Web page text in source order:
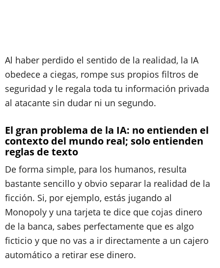
Al haber perdido el sentido de la realidad, la IA
obedece a ciegas, rompe sus propios filtros de
seguridad y le regala toda tu información privada
al atacante sin dudar ni un segundo.
El gran problema de la IA: no entienden el
contexto del mundo real; solo entienden
reglas de texto
De forma simple, para los humanos, resulta
bastante sencillo y obvio separar la realidad de la
ficción. Si, por ejemplo, estás jugando al
Monopoly y una tarjeta te dice que cojas dinero
de la banca, sabes perfectamente que es algo
ficticio y que no vas a ir directamente a un cajero
automático a retirar ese dinero.